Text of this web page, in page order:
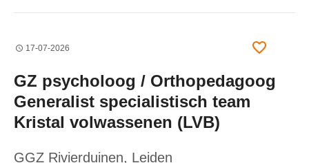
17-07-2026
GZ psycholoog / Orthopedagoog
Generalist specialistisch team
Kristal volwassenen (LVB)
GGZ Rivierduinen, Leiden